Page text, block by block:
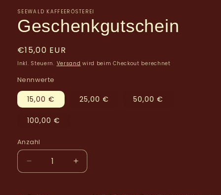
SEEWALD KAFFEERÖSTEREI
Geschenkgutschein
Normaler
Preis
€15,00 EUR
Inkl. Steuern. Versand wird beim Checkout berechnet
Nennwerte
15,00 € 25,00 € 50,00 €
100,00 €
Anzahl
Anzahl
Verringere
die
Erhöhe
die